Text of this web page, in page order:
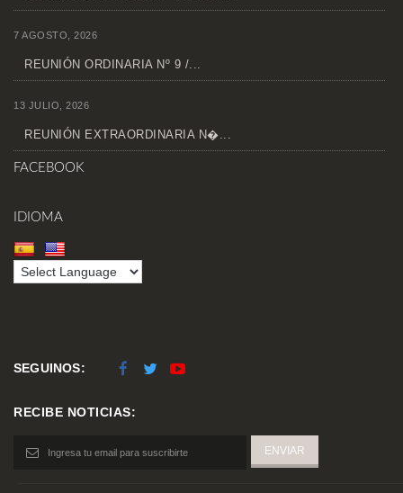
7 AGOSTO, 2026
REUNIÓN ORDINARIA Nº 9 /...
13 JULIO, 2026
REUNIÓN EXTRAORDINARIA N�...
FACEBOOK
IDIOMA
SEGUINOS:
RECIBE NOTICIAS: